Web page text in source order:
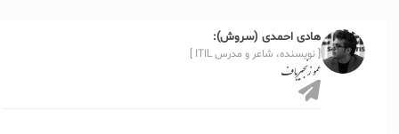
هادی احمدی (سروش):
[ نویسنده، شاعر و مدرس ITIL ]
عمو زنجیرباف